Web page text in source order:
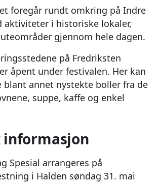
foregår rundt omkring på Indre
aktiviteter i historiske lokaler,
gjennom hele dagen.
på Fredriksten
åpent under festivalen. Her kan
blant annet nystekte boller fra de
suppe, kaffe og enkel
informasjon
Spesial arrangeres på
i Halden søndag 31. mai